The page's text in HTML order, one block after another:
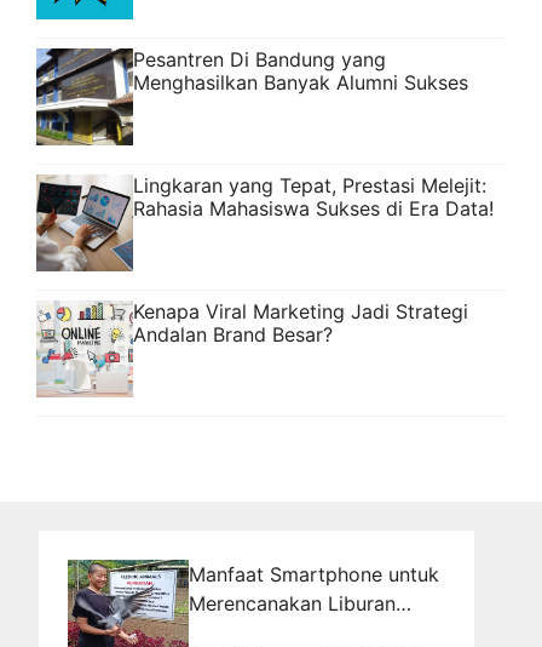
Pesantren Di Bandung yang
Menghasilkan Banyak Alumni Sukses
Lingkaran yang Tepat, Prestasi Melejit:
Rahasia Mahasiswa Sukses di Era Data!
Kenapa Viral Marketing Jadi Strategi
Andalan Brand Besar?
Manfaat Smartphone untuk
Merencanakan Liburan